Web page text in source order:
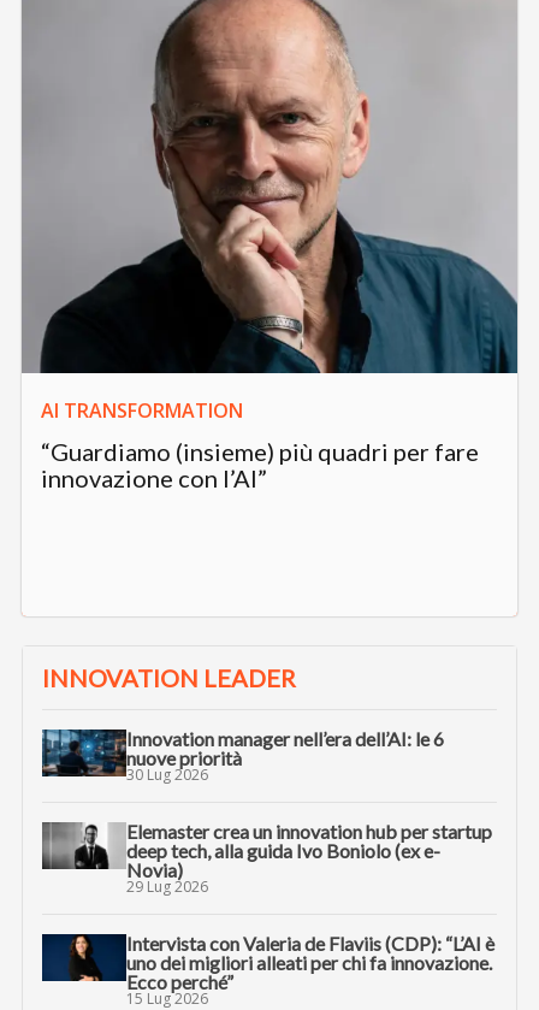
AI TRANSFORMATION
“Guardiamo (insieme) più quadri per fare
innovazione con l’AI”
INNOVATION LEADER
Innovation manager nell’era dell’AI: le 6
nuove priorità
30 Lug 2026
Elemaster crea un innovation hub per startup
deep tech, alla guida Ivo Boniolo (ex e-
Novia)
29 Lug 2026
Intervista con Valeria de Flaviis (CDP): “L’AI è
uno dei migliori alleati per chi fa innovazione.
Ecco perché”
15 Lug 2026